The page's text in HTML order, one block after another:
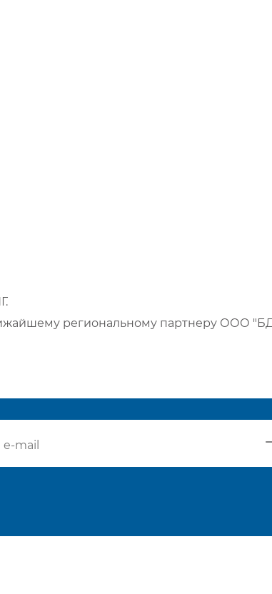
региональному партнеру ООО